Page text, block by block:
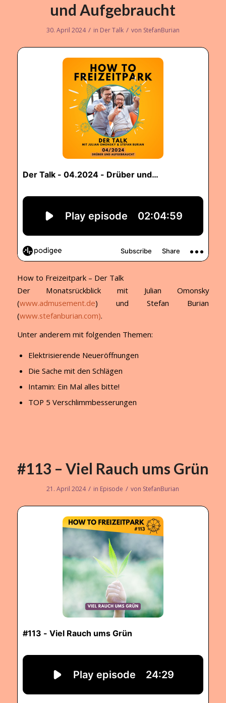
und Aufgebraucht
30. April 2024 / in Der Talk / von StefanBurian
How to Freizeitpark – Der Talk
Der Monatsrückblick mit Julian Omonsky
(www.admusement.de) und Stefan Burian
(www.stefanburian.com).
Unter anderem mit folgenden Themen:
Elektrisierende Neueröffnungen
Die Sache mit den Schlägen
Intamin: Ein Mal alles bitte!
TOP 5 Verschlimmbesserungen
#113 – Viel Rauch ums Grün
21. April 2024 / in Episode / von StefanBurian